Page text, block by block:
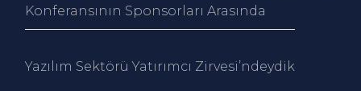
Konferansının Sponsorları Arasında
Yazılım Sektörü Yatırımcı Zirvesi’ndeydik